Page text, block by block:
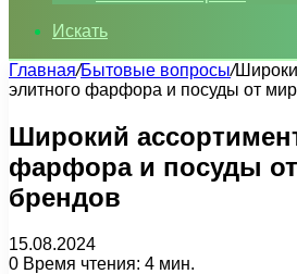
Искать
Главная/Бытовые вопросы/
элитного фарфора и посуды от
Широкий
фарфора и посуды
брендов
15.08.2024
0 Время чтения: 4 мин.